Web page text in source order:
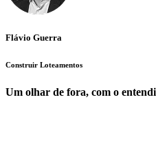
Flávio Guerra
Construir Loteamentos
Um olhar de fora, com o